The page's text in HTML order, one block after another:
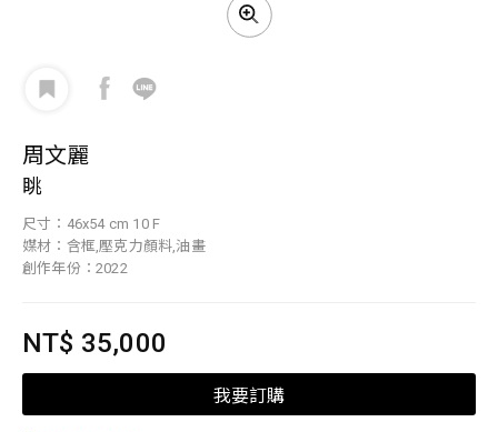
周文麗
眺
尺寸：46x54 cm 10 F
媒材：含框,壓克力顏料,油畫
創作年份：2022
NT$ 35,000
我要訂購